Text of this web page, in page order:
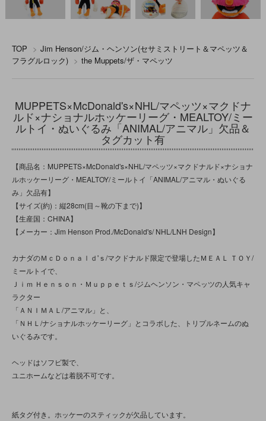
TOP > Jim Henson/ジム・ヘンソン(セサミストリート＆マペッツ＆
フラグルロック) > the Muppets/ザ・マペッツ
MUPPETS×McDonald's×NHL/マペッツ×マクドナ
ルド×ナショナルホッケーリーグ・MEALTOY/ミー
ルトイ・ぬいぐるみ「ANIMAL/アニマル」欠品＆
タグカット有
【商品名：MUPPETS×McDonald's×NHL/マペッツ×マクドナルド×ナショナ
ルホッケーリーグ・MEALTOY/ミールトイ「ANIMAL/アニマル・ぬいぐる
み」欠品有】
【サイズ(約)：縦28cm(目～靴の下まで)】
【生産国：CHINA】
【メーカー：Jim Henson Prod./McDonald's/ NHL/LNH Design】
カナダのＭｃＤｏｎａｌｄ'ｓ/マクドナルド限定で登場したＭＥＡＬ ＴＯＹ/
ミールトイで、
Ｊｉｍ Ｈｅｎｓｏｎ・Ｍｕｐｐｅｔｓ/ジムヘンソン・マペッツの人気キャ
ラクター
「ＡＮＩＭＡＬ/アニマル」と、
「ＮＨＬ/ナショナルホッケーリーグ」とコラボした、トリプルネームのぬ
いぐるみです。
ヘッドはソフビ製で、
ユニホームなどは着脱不可です。
紙タグ付き。ホッケーのスティックが欠品しています。